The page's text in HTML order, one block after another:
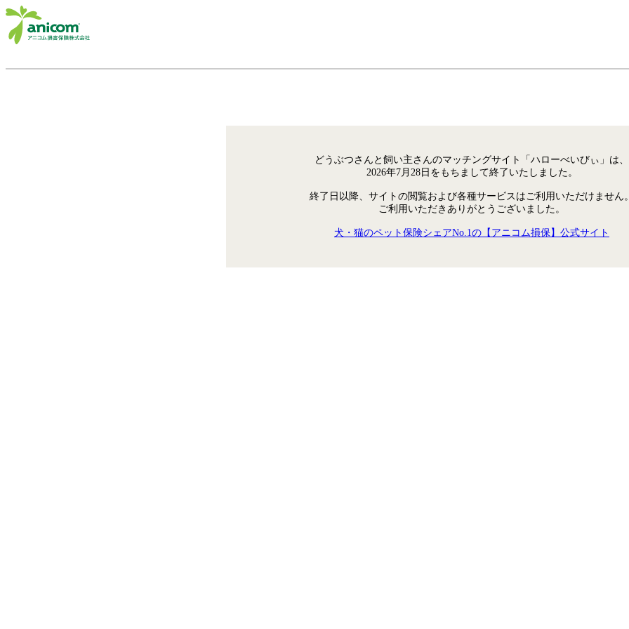
どうぶつさんと飼い主さんのマッチングサイト「ハローべいびぃ」は、
2026年7月28日をもちまして終了いたしました。
終了日以降、サイトの閲覧および各種サービスはご利用いただけません
ご利用いただきありがとうございました。
犬・猫のペット保険シェアNo.1の【アニコム損保】公式サイト